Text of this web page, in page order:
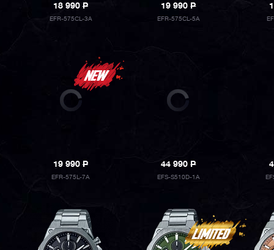
18 990P
EFR-575CL-3A
19 990P
EFR-575CL-5A
19 990P
EFR-575L-7A
44 990P
EFS-S510D-1A